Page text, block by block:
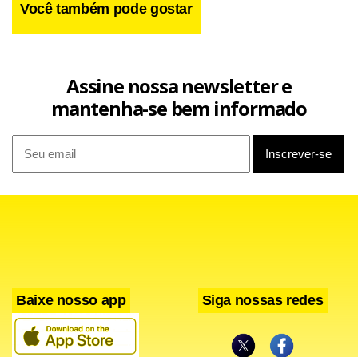
Facebook
WhatsApp
LinkedIn
Twitter
X
Você também pode gostar
Assine nossa newsletter e
mantenha-se bem informado
Baixe nosso app Siga nossas redes